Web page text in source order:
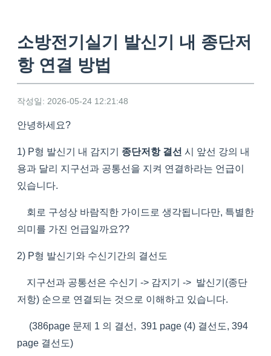
소방전기실기 발신기 내 종단저
항 연결 방법
작성일: 2026-05-24 12:21:48
안녕하세요?
1) P형 발신기 내 감지기 종단저항 결선 시 앞선 강의 내
용과 달리 지구선과 공통선을 지켜 연결하라는 언급이
있습니다.
회로 구성상 바람직한 가이드로 생각됩니다만, 특별한
의미를 가진 언급일까요??
2) P형 발신기와 수신기간의 결선도
지구선과 공통선은 수신기 -> 감지기 -> 발신기(종단
저항) 순으로 연결되는 것으로 이해하고 있습니다.
(386page 문제 1 의 결선, 391 page (4) 결선도, 394
page 결선도)